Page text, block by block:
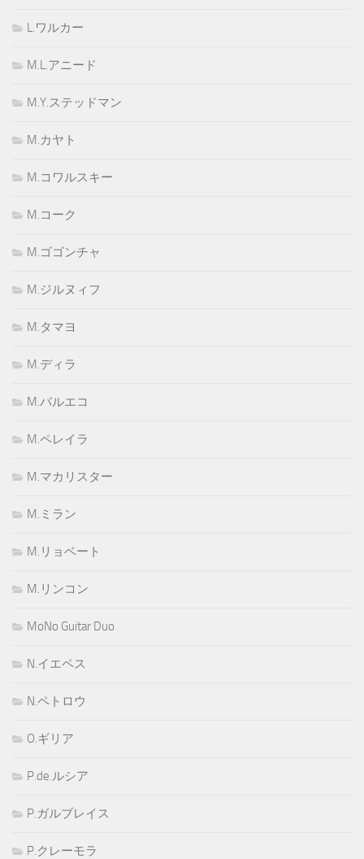
L.ワルカー
M.L.アニード
M.Y.ステッドマン
M.カヤト
M.コワルスキー
M.コーク
M.ゴゴンチャ
M.ジルヌィフ
M.タマヨ
M.ディラ
M.バルエコ
M.ペレイラ
M.マカリスター
M.ミラン
M.リョベート
M.リンコン
MoNo Guitar Duo
N.イエペス
N.ペトロウ
O.ギリア
P.de.ルシア
P.ガルブレイス
P.クレーモラ